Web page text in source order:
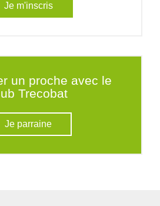
Je m'inscris
un proche avec le
Trecobat
Je parraine